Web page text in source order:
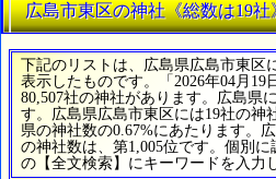
広島市東区の神社《総数は19
下記のリストは、広島県広島市東区
表示したものです。「2026年04月19
80,507社の神社があります。広島県
す。広島県広島市東区には19社の神
県の神社数の0.67%にあたります。
の神社数は、第1,005位です。個別
の【全文検索】にキーワードを入力